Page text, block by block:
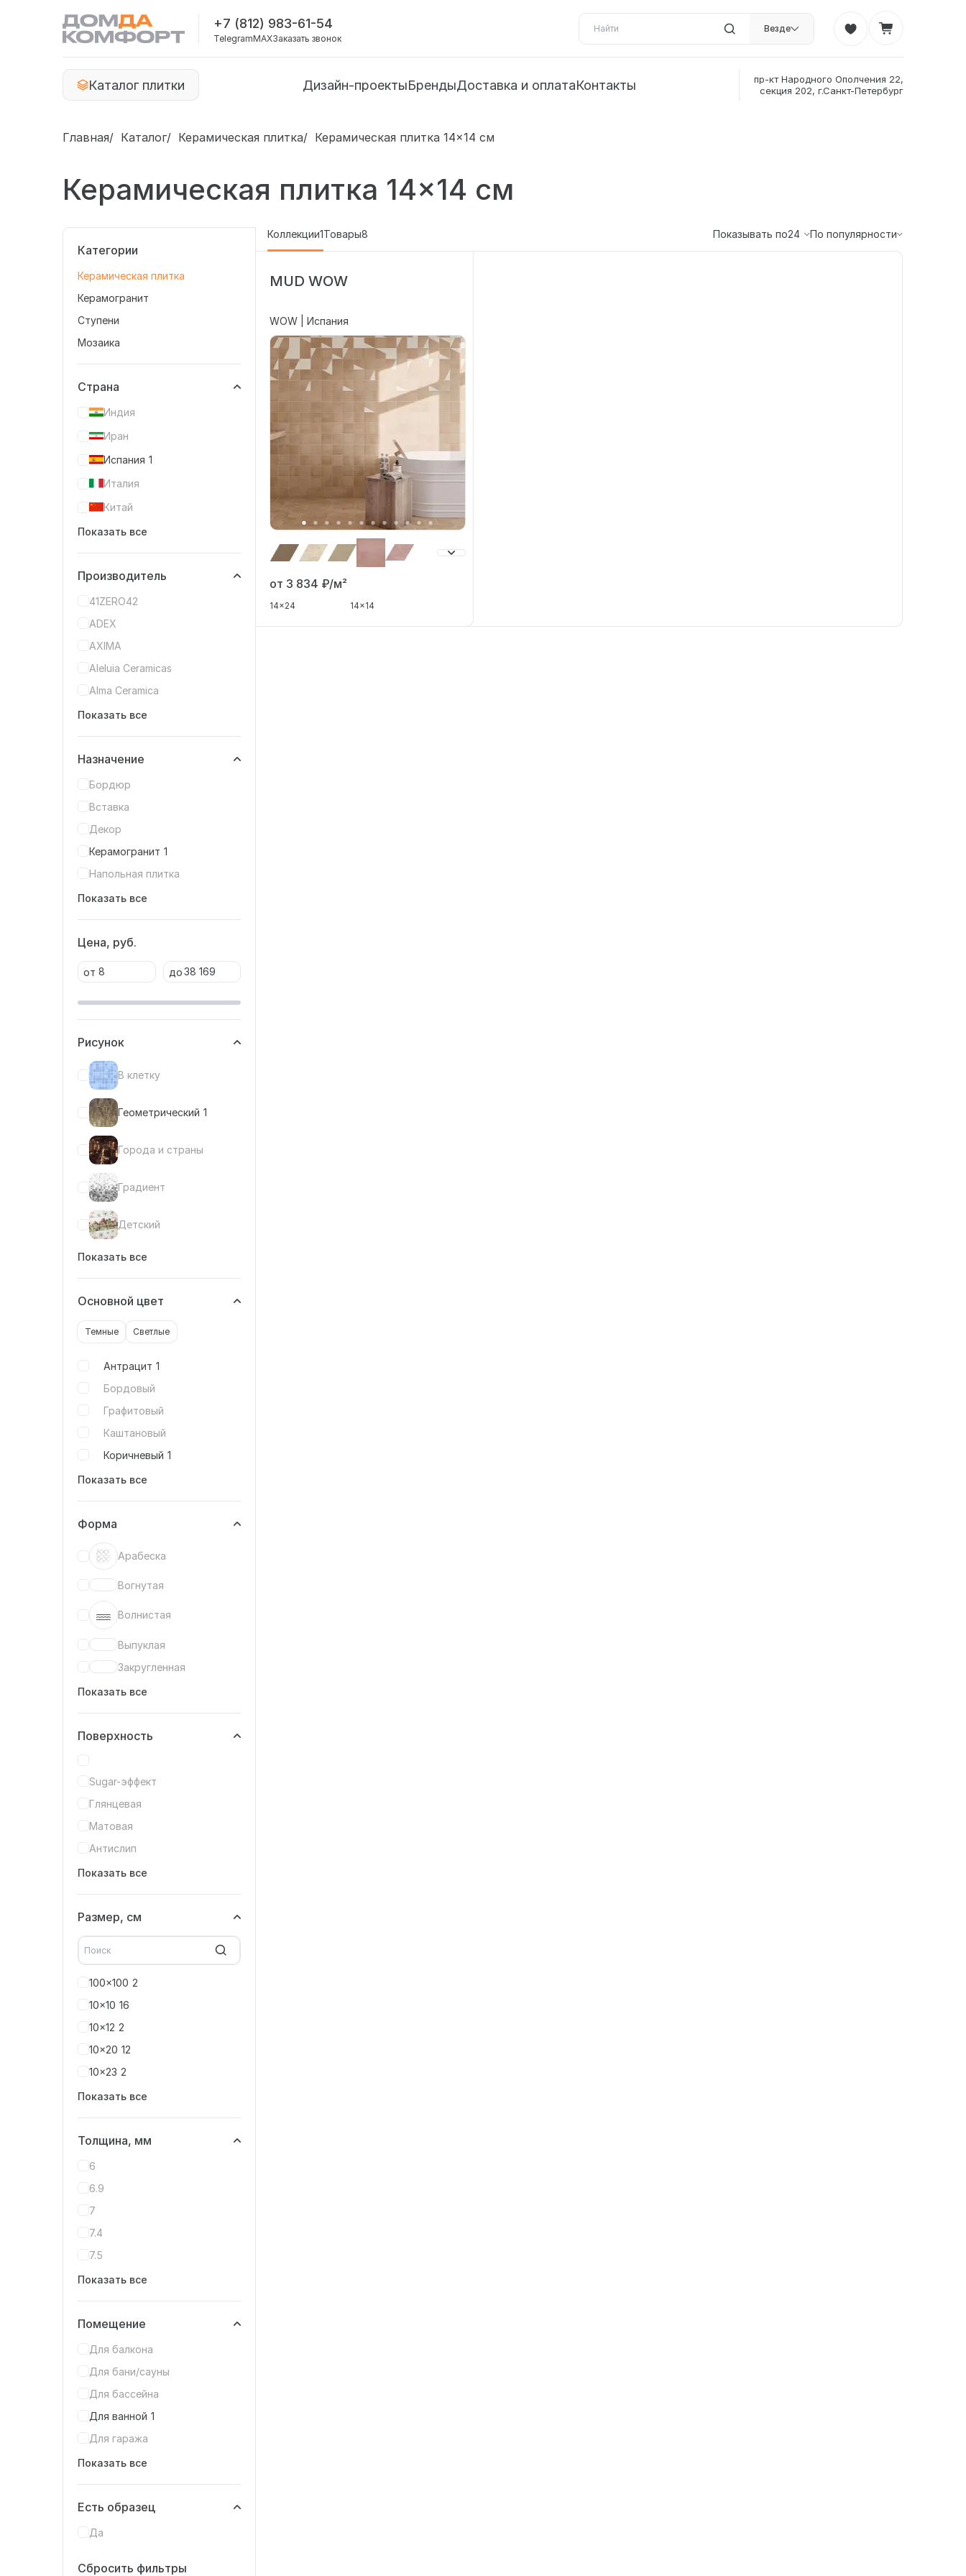
+7 (812) 983-61-54
TelegramMAXЗаказать звонок
Везде
Каталог плитки Дизайн-проектыБрендыДоставка и оплатаКонтакты
пр-кт Народного Ополчения 22,
секция 202, г.Санкт-Петербург
Главная Каталог Керамическая плитка Керамическая плитка 14×14 см
Керамическая плитка 14×14 см
Категории
Керамическая плитка
Керамогранит
Ступени
Мозаика
Страна
Индия
Иран
Испания 1
Италия
Китай
Показать все
Производитель
41ZERO42
ADEX
AXIMA
Aleluia Ceramicas
Alma Ceramica
Показать все
Назначение
Бордюр
Вставка
Декор
Керамогранит 1
Напольная плитка
Показать все
Цена, руб.
от до
Рисунок
В клетку
Геометрический 1
Города и страны
Градиент
Детский
Показать все
Основной цвет
Темные Светлые
Антрацит 1
Бордовый
Графитовый
Каштановый
Коричневый 1
Показать все
Форма
Арабеска
Вогнутая
Волнистая
Выпуклая
Закругленная
Показать все
Поверхность
Sugar-эффект
Глянцевая
Матовая
Антислип
Показать все
Размер, см
100x100 2
10x10 16
10x12 2
10x20 12
10x23 2
Показать все
Толщина, мм
6
6.9
7
7.4
7.5
Показать все
Помещение
Для балкона
Для бани/сауны
Для бассейна
Для ванной 1
Для гаража
Показать все
Есть образец
Да
Сбросить фильтры
Коллекции1Товары8 Показывать по24 По популярности
MUD WOW
WOW | Испания
от 3 834 ₽/м²
14x24 14x14